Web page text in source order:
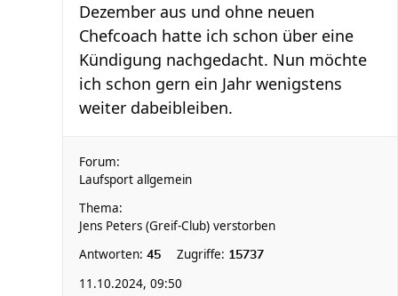
Dezember aus und ohne neuen
Chefcoach hatte ich schon über eine
Kündigung nachgedacht. Nun möchte
ich schon gern ein Jahr wenigstens
weiter dabeibleiben.
Forum:
Laufsport allgemein
Thema:
Jens Peters (Greif-Club) verstorben
Antworten: 45 Zugriffe: 15737
11.10.2024, 09:50